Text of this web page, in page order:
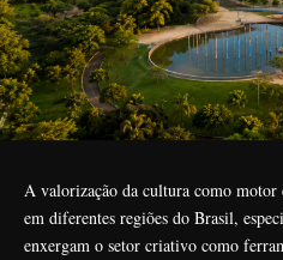
A valorização da cultura como motor
em diferentes regiões do Brasil,
enxergam o setor criativo como